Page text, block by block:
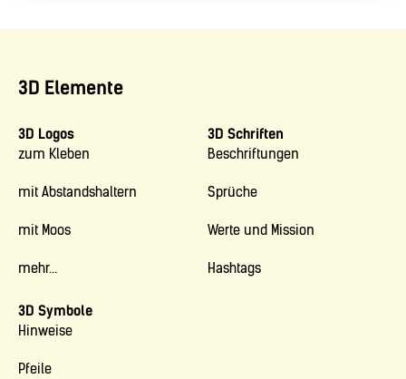
3D Elemente
3D Logos
zum Kleben
mit Abstandshaltern
mit Moos
mehr...
3D Schriften
Beschriftungen
Sprüche
Werte und Mission
Hashtags
3D Symbole
Hinweise
Pfeile